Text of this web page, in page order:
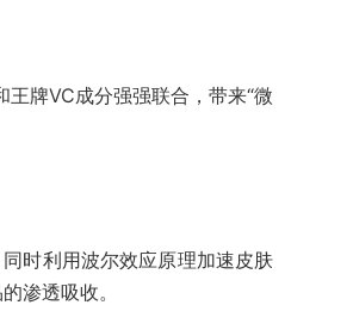
牌VC成分强强联合，带来“微
时利用波尔效应原理加速皮肤
渗透吸收。